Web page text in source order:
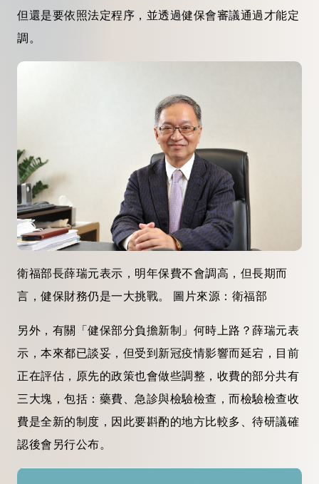
但還是要依照法定程序，並透過健保會審議通過才能定
調。
衛福部長薛瑞元表示，明年保費不會調高，但長期而
言，健保財務仍是一大挑戰。 圖片來源：衛福部
另外，有關「健保部分負擔新制」何時上路？薛瑞元表
示，本來都已談妥，但受到新冠疫情影響而延宕，目前
正在評估，原先的政策也會做些調整，收費的部分共有
三大塊，包括：藥費、急診與檢驗檢查，而檢驗檢查收
費是全新的制度，因此要斟酌的地方比較多、待研議確
認後會另行公布。